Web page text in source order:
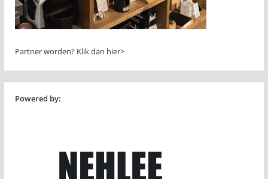
Partner worden? Klik dan hier>
Powered by: